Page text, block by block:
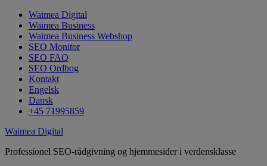
Waimea Digital
Waimea Business
Waimea Business Webshop
SEO Monitor
SEO FAQ
SEO Ordbog
Kontakt
Engelsk
Dansk
+45 71995859
Waimea Digital
Professionel SEO-rådgivning og hjemmesider i verdensklasse